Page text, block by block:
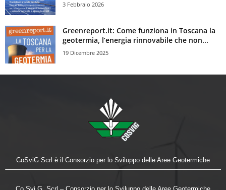
3 Febbraio 2026
Greenreport.it: Come funziona in Toscana la
geotermia, l’energia rinnovabile che non...
19 Dicembre 2025
CoSviG Scrl è il Consorzio per lo Sviluppo delle Aree Geotermiche